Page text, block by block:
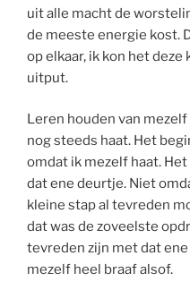
uit alle macht de
de meeste energie kost.
op elkaar, ik kon het deze
uitput.
Leren houden van
nog steeds haat. Het
omdat ik mezelf haat.
dat ene deurtje. Niet
kleine stap al tevreden
dat was de zoveelste
tevreden zijn met dat
mezelf heel braaf alsof.